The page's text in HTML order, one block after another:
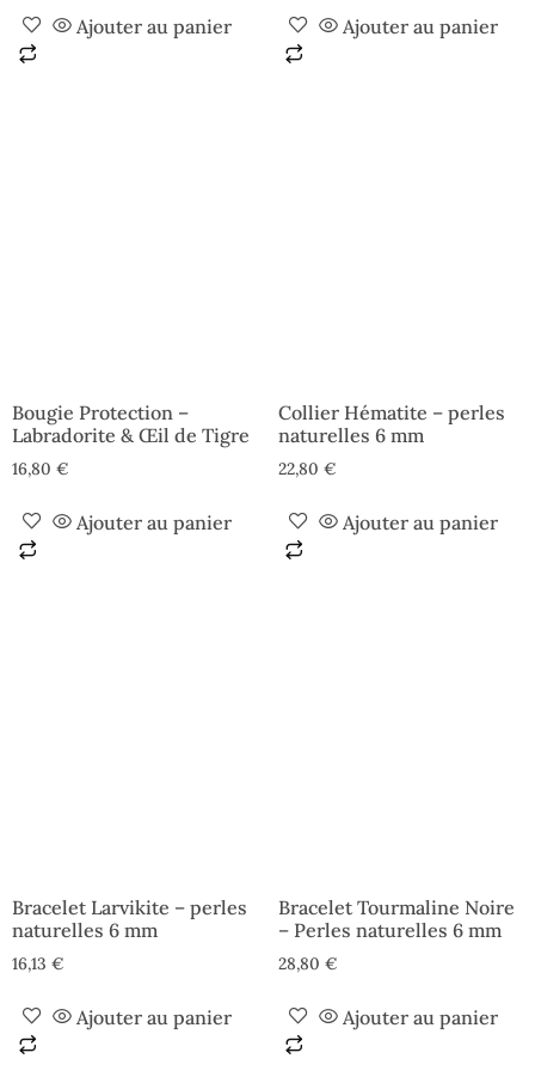
Ajouter au panier Ajouter au panier
Bougie Protection –
Labradorite & Œil de Tigre
16,80 €
Ajouter au panier
Collier Hématite – perles
naturelles 6 mm
22,80 €
Ajouter au panier
Bracelet Larvikite – perles
naturelles 6 mm
16,13 €
Ajouter au panier
Bracelet Tourmaline Noire
– Perles naturelles 6 mm
28,80 €
Ajouter au panier